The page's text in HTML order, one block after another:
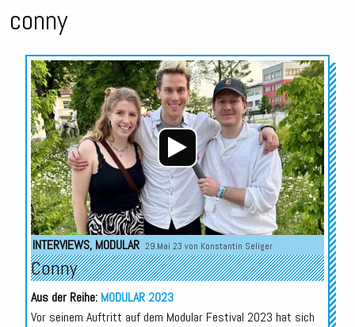
conny
Audio-
Player
INTERVIEWS, MODULAR 29.Mai 23 von Konstantin Seliger
Conny
Aus der Reihe: MODULAR 2023
Vor seinem Auftritt auf dem Modular Festival 2023 hat sich